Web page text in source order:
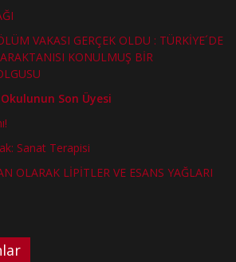
VAKASI GERÇEK OLDU : TÜRKİYE´DE
KONULMUŞ BİR
Son Üyesi
Sanat Terapisi
OLARAK LİPİTLER VE ESANS YAĞLARI